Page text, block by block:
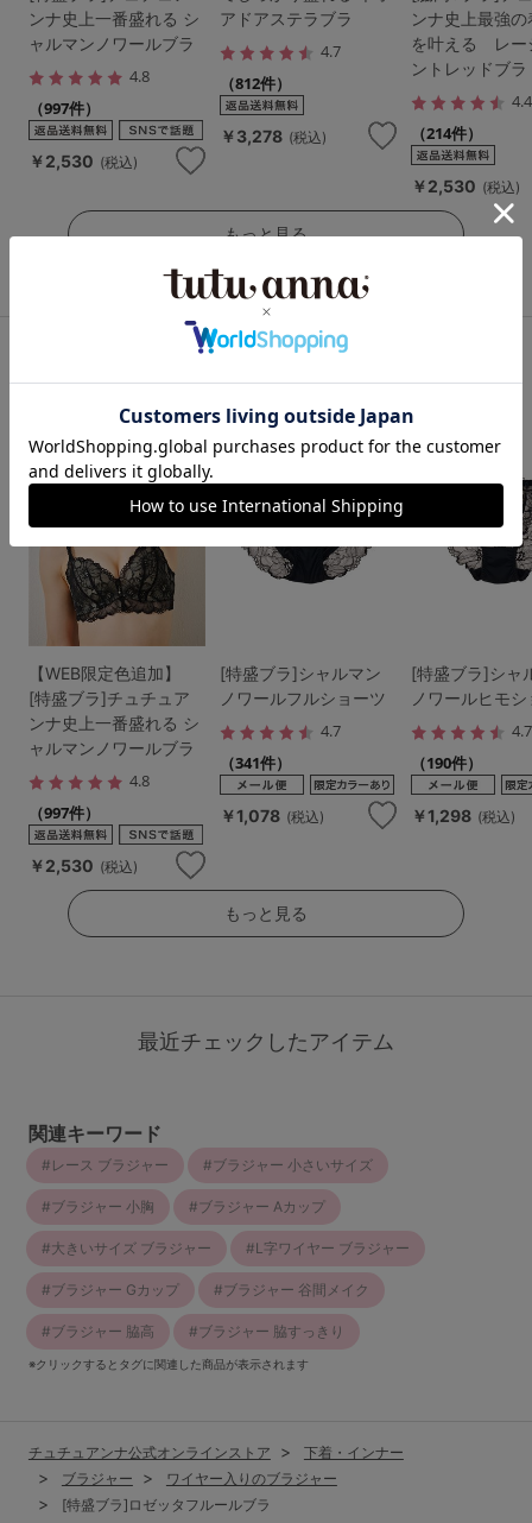
ンナ史上一番盛れる シ
ャルマンノワールブラ
4.8
（997件）
￥2,530 (税込)
アドアステラブラ
4.7
（812件）
￥3,278 (税込)
ンナ史上最強
を叶える レー
ントレッドブラ
4.4
（214件）
￥2,530 (税込)
もっと見る
史上最強の盛りを叶える「特盛ブラ」
【WEB限定色追加】
[特盛ブラ]チュチュア
ンナ史上一番盛れる シ
ャルマンノワールブラ
4.8
（997件）
￥2,530 (税込)
[特盛ブラ]シャルマン
ノワールフルショーツ
4.7
（341件）
￥1,078 (税込)
[特盛ブラ]シャ
ノワールヒモ
4.7
（190件）
￥1,298 (税込)
もっと見る
最近チェックしたアイテム
関連キーワード
レース ブラジャー ブラジャー 小さいサイズ
ブラジャー 小胸 ブラジャー Aカップ
大きいサイズ ブラジャー L字ワイヤー ブラジャー
ブラジャー Gカップ ブラジャー 谷間メイク
ブラジャー 脇高 ブラジャー 脇すっきり
※クリックするとタグに関連した商品が表示されます
チュチュアンナ公式オンラインストア
下着・インナー
ブラジャー
ワイヤー入りのブラジャー
[特盛ブラ]ロゼッタフルールブラ